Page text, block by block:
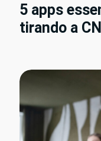
5 apps
tirando a